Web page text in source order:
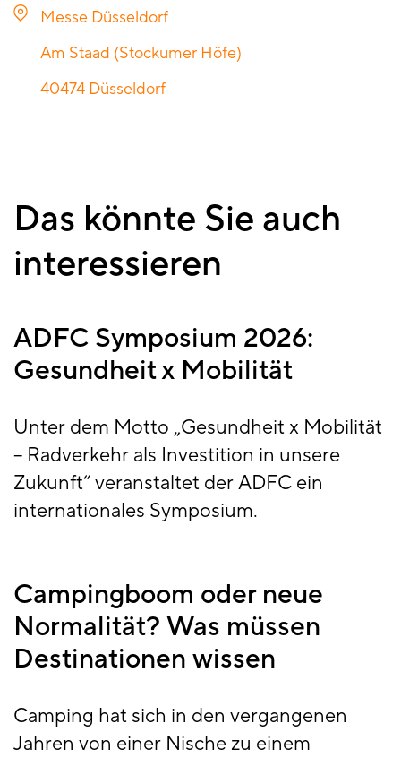
Messe Düsseldorf
Am Staad (Stockumer Höfe)
40474 Düsseldorf
Das könnte Sie auch
interessieren
ADFC Symposium 2026:
Gesundheit x Mobilität
Unter dem Motto „Gesundheit x Mobilität
– Radverkehr als Investition in unsere
Zukunft“ veranstaltet der ADFC ein
internationales Symposium.
Campingboom oder neue
Normalität? Was müssen
Destinationen wissen
Camping hat sich in den vergangenen
Jahren von einer Nische zu einem